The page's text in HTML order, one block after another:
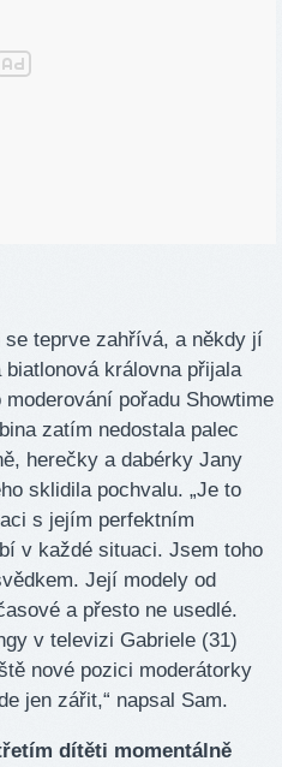
teprve zahřívá, a někdy jí
královna přijala
pořadu Showtime
zatím nedostala palec
herečky a dabérky Jany
sklidila pochvalu. „Je to
s jejím perfektním
v každé situaci. Jsem toho
Její modely od
a přesto ne usedlé.
v televizi Gabriele (31)
nové pozici moderátorky
jen zářit,“ napsal Sam.
dítěti momentálně